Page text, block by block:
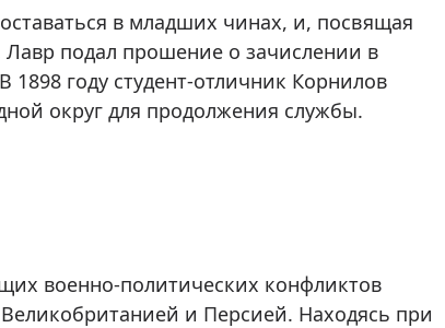
в младших чинах, и, посвящая
подал прошение о зачислении в
году студент-отличник Корнилов
округ для продолжения службы.
военно-политических конфликтов
и Персией. Находясь при